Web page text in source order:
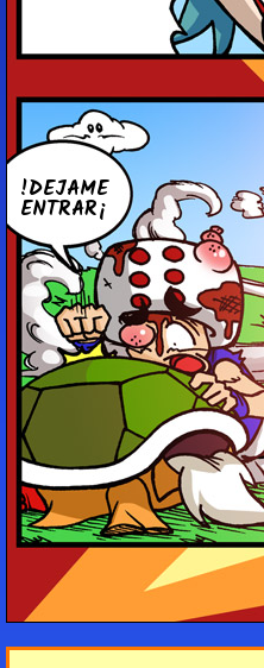
!DEJAME
ENTRAR¡